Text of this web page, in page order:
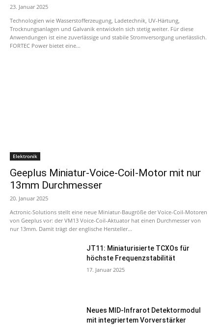
23. Januar 2025
Technologien wie Wasserstofferzeugung, Ladetechnik, UV-Härtung,
Trocknungsanlagen und Galvanik entwickeln sich stetig weiter. Für diese
Anwendungen ist eine zuverlässige und stabile Stromversorgung unerlässlich.
FORTEC Power bietet eine...
Elektronik
Geeplus Miniatur-Voice-Coil-Motor mit nur
13mm Durchmesser
20. Januar 2025
Actronic-Solutions stellt eine neue Miniatur-Baugröße der Voice-Coil-Motoren
von Geeplus vor: der VM13 Voice-Coil-Aktuator hat einen Durchmesser von
nur 13mm. Damit trägt der englische Hersteller...
JT11: Miniaturisierte TCXOs für
höchste Frequenzstabilität
17. Januar 2025
Neues MID-Infrarot Detektormodul
mit integriertem Vorverstärker